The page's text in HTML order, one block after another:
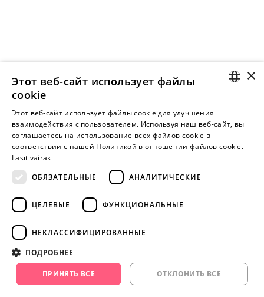
Внимание! Yesyes.lv содержит откровенную сексуальную
информацию и изо.
ПРОДОЛЖАЙТЕ
facebook.com/yesyes.lv
Instagram/yesyes.lv
RUSSIAN
×
Этот веб-сайт использует файлы
cookie
Этот веб-сайт использует файлы cookie для улучшения
взаимодействия с пользователем. Используя наш веб-сайт, вы
соглашаетесь на использование всех файлов cookie в
соответствии с нашей Политикой в ​​отношении файлов cookie.
Lasīt vairāk
ОБЯЗАТЕЛЬНЫЕ
АНАЛИТИЧЕСКИЕ
ЦЕЛЕВЫЕ ФУНКЦИОНАЛЬНЫЕ
НЕКЛАССИФИЦИРОВАННЫЕ
ПОДРОБНЕЕ
ПРИНЯТЬ ВСЕ ОТКЛОНИТЬ ВСЕ